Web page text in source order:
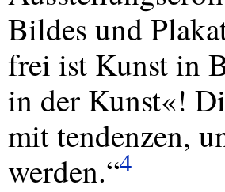
Bildes und
frei ist Kunst in
in der Kunst«!
mit tendenzen,
werden.“4